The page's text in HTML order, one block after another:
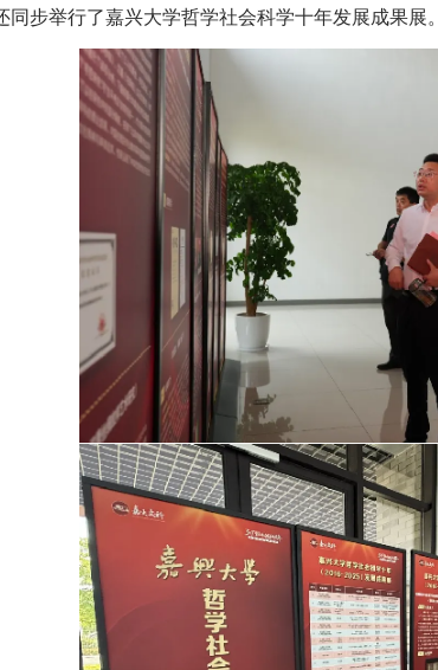
同步举行了嘉兴大学哲学社会科学十年发展成果展。